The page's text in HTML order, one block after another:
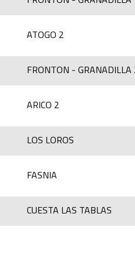
ATOGO 2
FRONTON - GRANADILLA
ARICO 2
LOS LOROS
FASNIA
CUESTA LAS TABLAS